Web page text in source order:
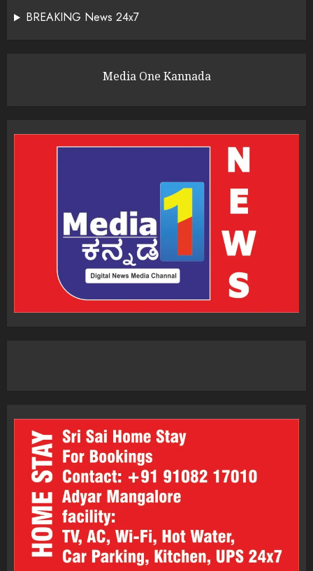
BREAKING News 24x7
Media One Kannada